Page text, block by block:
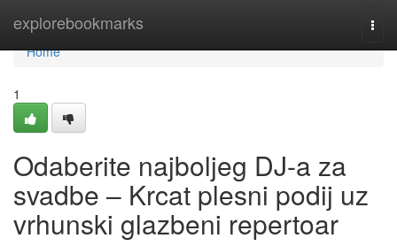
explorebookmarks
Home
Home
1
Odaberite najboljeg DJ-a za
svadbe – Krcat plesni podij uz
vrhunski glazbeni repertoar